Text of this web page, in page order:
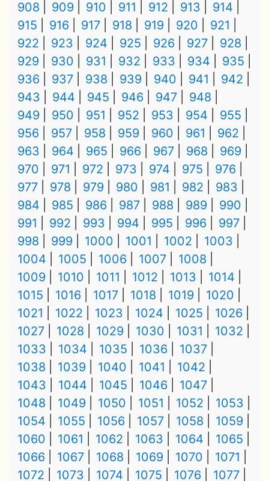
908
909 910 911 912 913
914
915
916 917 918 919 920
921
922
923 924 925 926 927
928
929
930 931 932 933 934
935
936
937 938 939 940 941
942
943
944 945 946 947
948
949
950 951 952 953 954
955
956
957 958 959 960 961
962
963
964 965 966 967 968
969
970
971 972 973 974 975
976
977
978 979 980 981 982
983
984
985 986 987 988 989
990
991
992 993 994 995 996
997
998
999 1000 1001 1002
1003
1004
1005 1006 1007
1008
1009
1010 1011 1012 1013
1014
1015
1016 1017 1018 1019
1020
1021
1022 1023 1024 1025
1026
1027
1028 1029 1030 1031
1032
1033
1034 1035 1036
1037
1038
1039 1040 1041
1042
1043
1044 1045 1046
1047
1048
1049 1050 1051 1052
1053
1054
1055 1056 1057 1058
1059
1060
1061 1062 1063 1064
1065
1066
1067 1068 1069 1070
1071
1072
1073 1074 1075 1076 1077